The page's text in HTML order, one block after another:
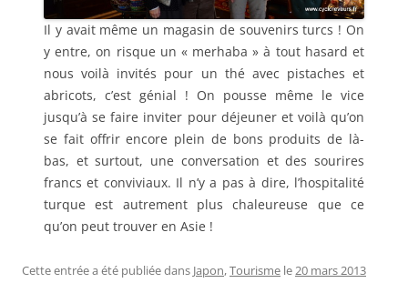
Il y avait même un magasin de souvenirs turcs ! On
y entre, on risque un « merhaba » à tout hasard et
nous voilà invités pour un thé avec pistaches et
abricots, c’est génial ! On pousse même le vice
jusqu’à se faire inviter pour déjeuner et voilà qu’on
se fait offrir encore plein de bons produits de là-
bas, et surtout, une conversation et des sourires
francs et conviviaux. Il n’y a pas à dire, l’hospitalité
turque est autrement plus chaleureuse que ce
qu’on peut trouver en Asie !
Cette entrée a été publiée dans Japon,Tourisme le20 mars 2013